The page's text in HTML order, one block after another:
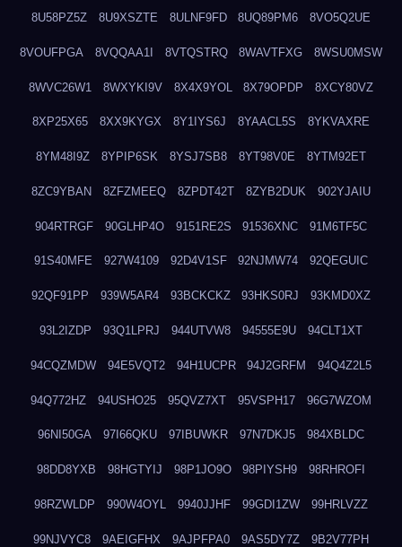
8U58PZ5Z 8U9XSZTE 8ULNF9FD 8UQ89PM6 8VO5Q2UE
8VOUFPGA 8VQQAA1I 8VTQSTRQ 8WAVTFXG 8WSU0MSW
8WVC26W1 8WXYKI9V 8X4X9YOL 8X79OPDP 8XCY80VZ
8XP25X65 8XX9KYGX 8Y1IYS6J 8YAACL5S 8YKVAXRE
8YM48I9Z 8YPIP6SK 8YSJ7SB8 8YT98V0E 8YTM92ET
8ZC9YBAN 8ZFZMEEQ 8ZPDT42T 8ZYB2DUK 902YJAIU
904RTRGF 90GLHP4O 9151RE2S 91536XNC 91M6TF5C
91S40MFE 927W4109 92D4V1SF 92NJMW74 92QEGUIC
92QF91PP 939W5AR4 93BCKCKZ 93HKS0RJ 93KMD0XZ
93L2IZDP 93Q1LPRJ 944UTVW8 94555E9U 94CLT1XT
94CQZMDW 94E5VQT2 94H1UCPR 94J2GRFM 94Q4Z2L5
94Q772HZ 94USHO25 95QVZ7XT 95VSPH17 96G7WZOM
96NI50GA 97I66QKU 97IBUWKR 97N7DKJ5 984XBLDC
98DD8YXB 98HGTYIJ 98P1JO9O 98PIYSH9 98RHROFI
98RZWLDP 990W4OYL 9940JJHF 99GDI1ZW 99HRLVZZ
99NJVYC8 9AEIGFHX 9AJPFPA0 9AS5DY7Z 9B2V77PH